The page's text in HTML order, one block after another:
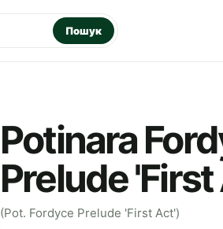
Пошук
Potinara
Prelude
(Pot. Fordyce Prelude 'First Act')